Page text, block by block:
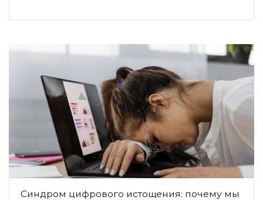
Синдром цифрового истощения: почему мы